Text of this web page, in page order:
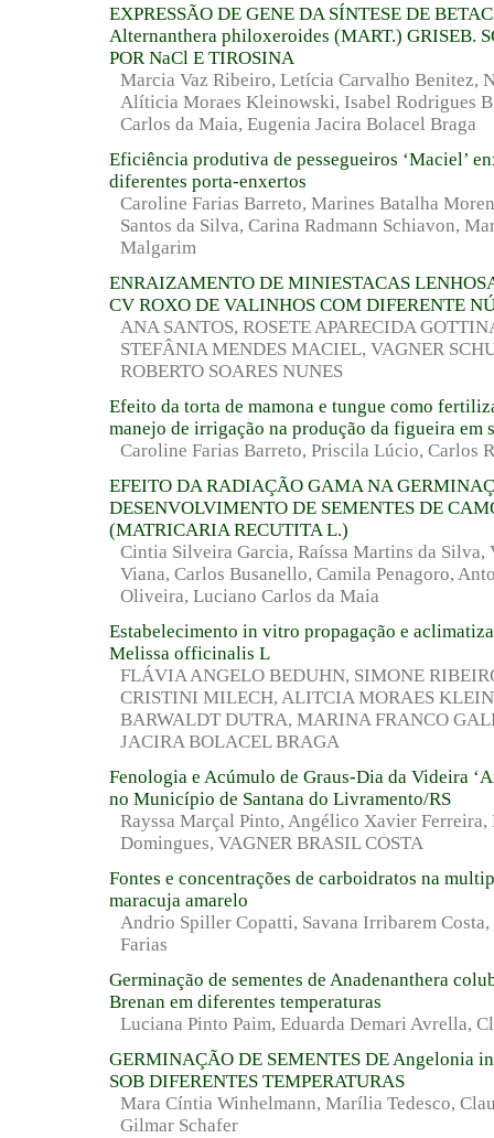
EXPRESSÃO DE GENE DA SÍNTESE DE
Alternanthera philoxeroides (MART.) GRISEB.
POR NaCl E TIROSINA
Marcia Vaz Ribeiro, Letícia Carvalho Benitez,
Alíticia Moraes Kleinowski, Isabel Rodrigues
Carlos da Maia, Eugenia Jacira Bolacel Braga
Eficiência produtiva de pessegueiros ‘Maciel’
diferentes porta-enxertos
Caroline Farias Barreto, Marines Batalha
Santos da Silva, Carina Radmann Schiavon,
Malgarim
ENRAIZAMENTO DE MINIESTACAS
CV ROXO DE VALINHOS COM DIFERENTE
ANA SANTOS, ROSETE APARECIDA
STEFÂNIA MENDES MACIEL, VAGNER
ROBERTO SOARES NUNES
Efeito da torta de mamona e tungue como
manejo de irrigação na produção da figueira em
Caroline Farias Barreto, Priscila Lúcio, Carlos
EFEITO DA RADIAÇÃO GAMA NA
DESENVOLVIMENTO DE SEMENTES DE
(MATRICARIA RECUTITA L.)
Cintia Silveira Garcia, Raíssa Martins da
Viana, Carlos Busanello, Camila Penagoro,
Oliveira, Luciano Carlos da Maia
Estabelecimento in vitro propagação e
Melissa officinalis L
FLÁVIA ANGELO BEDUHN, SIMONE
CRISTINI MILECH, ALITCIA MORAES
BARWALDT DUTRA, MARINA FRANCO
JACIRA BOLACEL BRAGA
Fenologia e Acúmulo de Graus-Dia da Videira
no Município de Santana do Livramento/RS
Rayssa Marçal Pinto, Angélico Xavier Ferreira,
Domingues, VAGNER BRASIL COSTA
Fontes e concentrações de carboidratos na
maracuja amarelo
Andrio Spiller Copatti, Savana Irribarem
Farias
Germinação de sementes de Anadenanthera
Brenan em diferentes temperaturas
Luciana Pinto Paim, Eduarda Demari Avrella,
GERMINAÇÃO DE SEMENTES DE Angelonia
SOB DIFERENTES TEMPERATURAS
Mara Cíntia Winhelmann, Marília Tedesco,
Gilmar Schafer